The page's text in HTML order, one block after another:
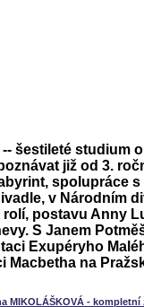
šestileté studium
již od 3.
spolupráce s
v Národním
postavu Anny
. S Janem
Exupéryho
Macbetha na
MIKOLÁŠKOVÁ -